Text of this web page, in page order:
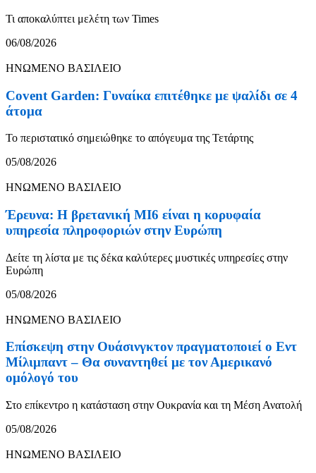
Τι αποκαλύπτει μελέτη των Times
06/08/2026
ΗΝΩΜΕΝΟ ΒΑΣΙΛΕΙΟ
Covent Garden: Γυναίκα επιτέθηκε με ψαλίδι σε 4
άτομα
Το περιστατικό σημειώθηκε το απόγευμα της Τετάρτης
05/08/2026
ΗΝΩΜΕΝΟ ΒΑΣΙΛΕΙΟ
Έρευνα: Η βρετανική MI6 είναι η κορυφαία
υπηρεσία πληροφοριών στην Ευρώπη
Δείτε τη λίστα με τις δέκα καλύτερες μυστικές υπηρεσίες στην
Ευρώπη
05/08/2026
ΗΝΩΜΕΝΟ ΒΑΣΙΛΕΙΟ
Επίσκεψη στην Ουάσινγκτον πραγματοποιεί ο Εντ
Μίλιμπαντ – Θα συναντηθεί με τον Αμερικανό
ομόλογό του
Στο επίκεντρο η κατάσταση στην Ουκρανία και τη Μέση Ανατολή
05/08/2026
ΗΝΩΜΕΝΟ ΒΑΣΙΛΕΙΟ